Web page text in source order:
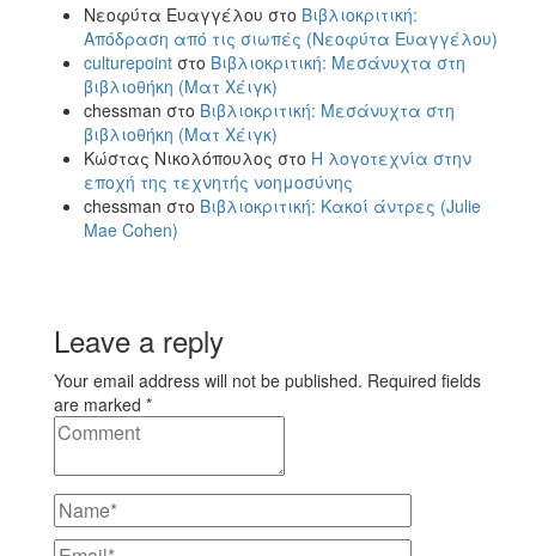
Νεοφύτα Ευαγγέλου στο Βιβλιοκριτική:
Απόδραση από τις σιωπές (Νεοφύτα Ευαγγέλου)
culturepoint στο Βιβλιοκριτική: Μεσάνυχτα στη
βιβλιοθήκη (Ματ Χέιγκ)
chessman στο Βιβλιοκριτική: Μεσάνυχτα στη
βιβλιοθήκη (Ματ Χέιγκ)
Κώστας Νικολόπουλος στο Η λογοτεχνία στην
εποχή της τεχνητής νοημοσύνης
chessman στο Βιβλιοκριτική: Κακοί άντρες (Julie
Mae Cohen)
Leave a reply
Your email address will not be published. Required fields
are marked *